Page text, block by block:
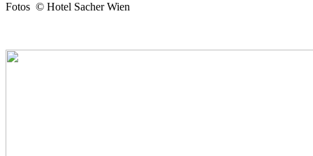
Fotos  © Hotel Sacher Wien